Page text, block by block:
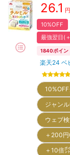
26.1
10%OFF
最強翌日(
1840ポイン
楽天24 ベ
ジャン
ウェブ
＋200
＋10倍